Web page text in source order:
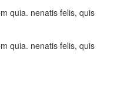
quia. nenatis felis, quis
quia. nenatis felis, quis